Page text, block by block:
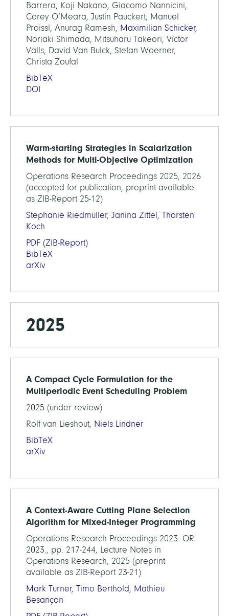
Barrera, Koji Nakano, Giacomo Nannicini,
Corey O’Meara, Justin Pauckert, Manuel
Proissl, Anurag Ramesh, Maximilian Schicker,
Noriaki Shimada, Mitsuharu Takeori, Víctor
Valls, David Van Bulck, Stefan Woerner,
Christa Zoufal
BibTeX
DOI
Warm-starting Strategies in Scalarization
Methods for Multi-Objective Optimization
Operations Research Proceedings 2025, 2026
(accepted for publication, preprint available
as ZIB-Report 25-12)
Stephanie Riedmüller, Janina Zittel, Thorsten
Koch
PDF (ZIB-Report)
BibTeX
arXiv
2025
A Compact Cycle Formulation for the
Multiperiodic Event Scheduling Problem
2025 (under review)
Rolf van Lieshout, Niels Lindner
BibTeX
arXiv
A Context-Aware Cutting Plane Selection
Algorithm for Mixed-Integer Programming
Operations Research Proceedings 2023. OR
2023., pp. 217-244, Lecture Notes in
Operations Research, 2025 (preprint
available as ZIB-Report 23-21)
Mark Turner, Timo Berthold, Mathieu
Besançon